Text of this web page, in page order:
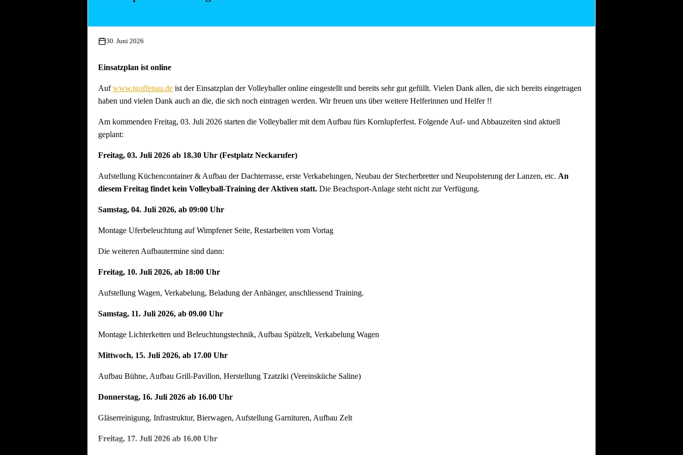
30. Juni 2026
Einsatzplan ist online
Aufwww.tgoffenau.de ist der Einsatzplan der Volleyballer online eingestellt und bereits sehr gut gefüllt. Vielen Dank allen, die sich bereits eingetragen
haben und vielen Dank auch an die, die sich noch eintragen werden. Wir freuen uns über weitere Helferinnen und Helfer !!
Am kommenden Freitag, 03. Juli 2026 starten die Volleyballer mit dem Aufbau fürs Kornlupferfest. Folgende Auf- und Abbauzeiten sind aktuell
geplant:
Freitag, 03. Juli 2026 ab 18.30 Uhr (Festplatz Neckarufer)
Aufstellung Küchencontainer & Aufbau der Dachterrasse, erste Verkabelungen, Neubau der Stecherbretter und Neupolsterung der Lanzen, etc. An
diesem Freitag findet kein Volleyball-Training der Aktiven statt. Die Beachsport-Anlage steht nicht zur Verfügung.
Samstag, 04. Juli 2026, ab 09:00 Uhr
Montage Uferbeleuchtung auf Wimpfener Seite, Restarbeiten vom Vortag
Die weiteren Aufbautermine sind dann:
Freitag, 10. Juli 2026, ab 18:00 Uhr
Aufstellung Wagen, Verkabelung, Beladung der Anhänger, anschliessend Training.
Samstag, 11. Juli 2026, ab 09.00 Uhr
Montage Lichterketten und Beleuchtungstechnik, Aufbau Spülzelt, Verkabelung Wagen
Mittwoch, 15. Juli 2026, ab 17.00 Uhr
Aufbau Bühne, Aufbau Grill-Pavillon, Herstellung Tzatziki (Vereinsküche Saline)
Donnerstag, 16. Juli 2026 ab 16.00 Uhr
Gläserreinigung, Infrastruktur, Bierwagen, Aufstellung Garnituren, Aufbau Zelt
Freitag, 17. Juli 2026 ab 16.00 Uhr